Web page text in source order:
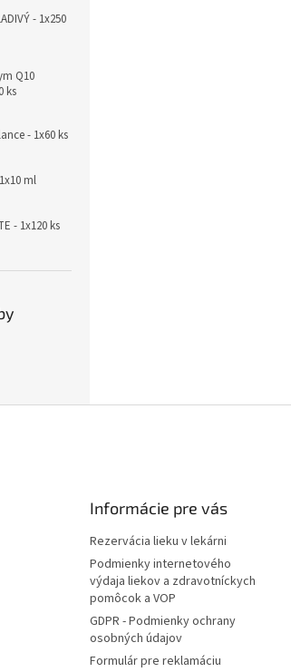
- 1x250
Q10
ks
- 1x60 ks
ml
- 1x120 ks
Informácie pre vás
Rezervácia lieku v lekárni
Podmienky internetového
výdaja liekov a zdravotníckych
pomôcok a VOP
GDPR - Podmienky ochrany
osobných údajov
Formulár pre reklamáciu